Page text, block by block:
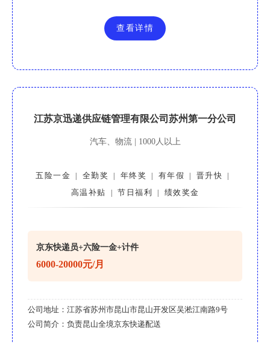
查看详情
江苏京迅递供应链管理有限公司苏州第一分公司
汽车、物流 | 1000人以上
五险一金 | 全勤奖 | 年终奖 | 有年假 | 晋升快 |
高温补贴 | 节日福利 | 绩效奖金
京东快递员+六险一金+计件
6000-20000元/月
公司地址： 江苏省苏州市昆山市昆山开发区吴淞江南路9号
公司简介： 负责昆山全境京东快递配送